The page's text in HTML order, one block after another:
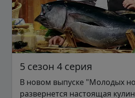
5 сезон 4 серия
В новом выпуске "Молодых
развернется настоящая